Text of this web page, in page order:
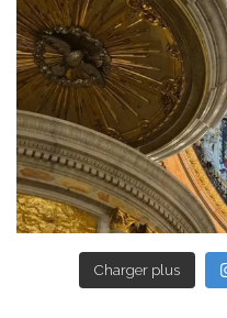
Charger plus